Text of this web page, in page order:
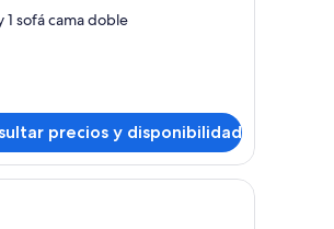
1 sofá cama doble
precios y disponibilidad
Una cama bien hecha con almohadas